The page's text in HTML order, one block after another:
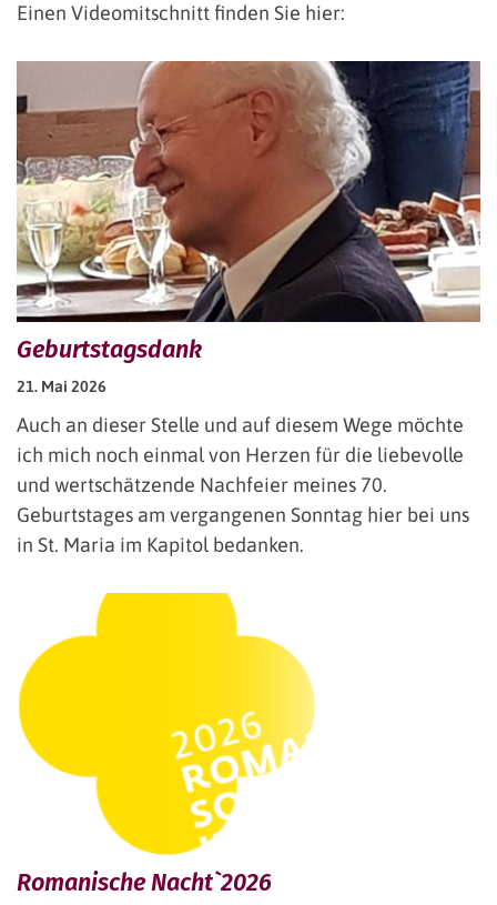
Einen Videomitschnitt finden Sie hier:
Geburtstagsdank
21. Mai 2026
Auch an dieser Stelle und auf diesem Wege möchte
ich mich noch einmal von Herzen für die liebevolle
und wertschätzende Nachfeier meines 70.
Geburtstages am vergangenen Sonntag hier bei uns
in St. Maria im Kapitol bedanken.
Romanische Nacht`2026